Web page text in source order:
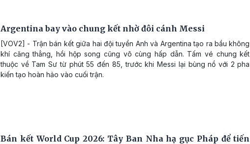
Argentina bay vào chung kết nhờ đôi cánh Messi
[VOV2] - Trận bán kết giữa hai đội tuyển Anh và Argentina tạo ra bầu không
khí căng thẳng, hồi hộp song cũng vô cùng hấp dẫn. Tấm vé chung kết
thuộc về Tam Sư từ phút 55 đến 85, trước khi Messi lại bùng nổ với 2 pha
kiến tạo hoàn hảo vào cuối trận.
Bán kết World Cup 2026: Tây Ban Nha hạ gục Pháp để tiến